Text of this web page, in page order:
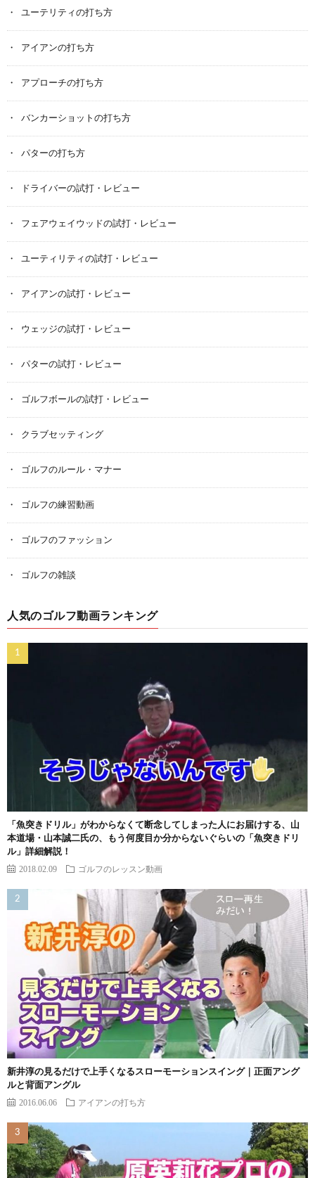
ユーテリティの打ち方
アイアンの打ち方
アプローチの打ち方
バンカーショットの打ち方
パターの打ち方
ドライバーの試打・レビュー
フェアウェイウッドの試打・レビュー
ユーティリティの試打・レビュー
アイアンの試打・レビュー
ウェッジの試打・レビュー
パターの試打・レビュー
ゴルフボールの試打・レビュー
クラブセッティング
ゴルフのルール・マナー
ゴルフの練習動画
ゴルフのファッション
ゴルフの雑談
人気のゴルフ動画ランキング
「魚突きドリル」がわからなくて断念してしまった人にお届けする、山
本道場・山本誠二氏の、もう何度目か分からないぐらいの「魚突きドリ
ル」詳細解説！
2018.02.09 ゴルフのレッスン動画
新井淳の見るだけで上手くなるスローモーションスイング｜正面アング
ルと背面アングル
2016.06.06 アイアンの打ち方